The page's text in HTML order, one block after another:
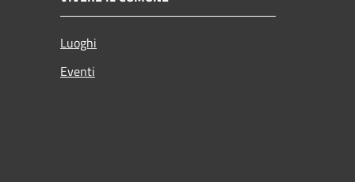
Luoghi
Eventi